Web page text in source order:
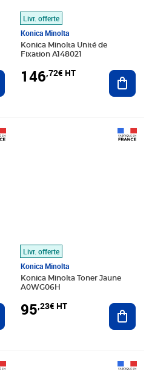
au panier
Livr. offerte
Konica Minolta
Konica Minolta Unité de
Fixation A148021
146,72€ HT
au panier
Livr. offerte
Konica Minolta
Konica Minolta Toner Jaune
A0WG06H
95,23€ HT